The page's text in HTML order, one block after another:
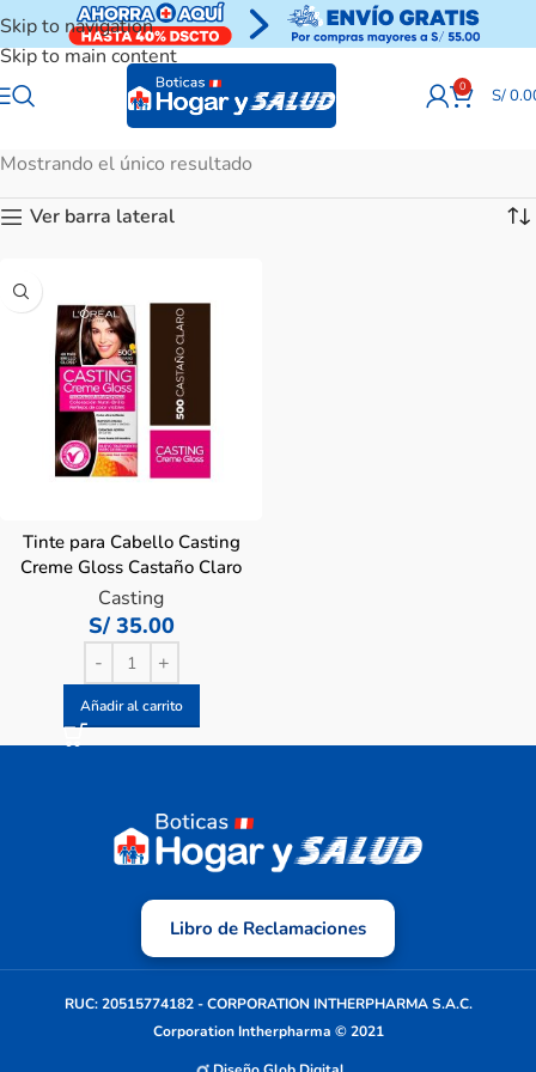
Skip to navigation
Skip to main content
0 S/
Mostrando el único resultado
Ver barra lateral
Tinte para Cabello Casting
Creme Gloss Castaño Claro
# 500 – Caja 1 UN
Casting
S/35.00
Añadir al carrito
Libro de Reclamaciones
RUC: 20515774182 - CORPORATION INTHERPHARMA S.A.C.
Corporation Intherpharma © 2021